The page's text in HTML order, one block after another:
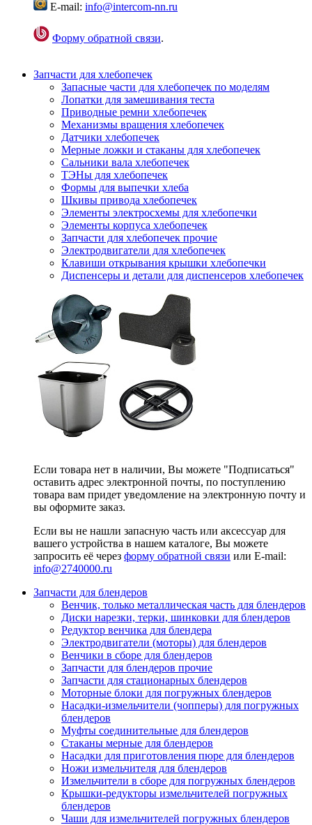
E-mail: info@intercom-nn.ru
Форму обратной связи.
Запчасти для хлебопечек
Запасные части для хлебопечек по моделям
Лопатки для замешивания теста
Приводные ремни хлебопечек
Механизмы вращения хлебопечек
Датчики хлебопечек
Мерные ложки и стаканы для хлебопечек
Сальники вала хлебопечек
ТЭНы для хлебопечек
Формы для выпечки хлеба
Шкивы привода хлебопечек
Элементы электросхемы для хлебопечки
Элементы корпуса хлебопечек
Запчасти для хлебопечек прочие
Электродвигатели для хлебопечек
Клавиши открывания крышки хлебопечки
Диспенсеры и детали для диспенсеров хлебопечек
Если товара нет в наличии, Вы можете "Подписаться"
оставить адрес электронной почты, по поступлению
товара вам придет уведомление на электронную почту и
вы оформите заказ.
Если вы не нашли запасную часть или аксессуар для
вашего устройства в нашем каталоге, Вы можете
запросить её через форму обратной связи или E-mail:
info@2740000.ru
Запчасти для блендеров
Венчик, только металлическая часть для блендеров
Диски нарезки, терки, шинковки для блендеров
Редуктор венчика для блендера
Электродвигатели (моторы) для блендеров
Венчики в сборе для блендеров
Запчасти для блендеров прочие
Запчасти для стационарных блендеров
Моторные блоки для погружных блендеров
Насадки-измельчители (чопперы) для погружных
блендеров
Муфты соединительные для блендеров
Стаканы мерные для блендеров
Насадки для приготовления пюре для блендеров
Ножи измельчителя для блендеров
Измельчители в сборе для погружных блендеров
Крышки-редукторы измельчителей погружных
блендеров
Чаши для измельчителей погружных блендеров